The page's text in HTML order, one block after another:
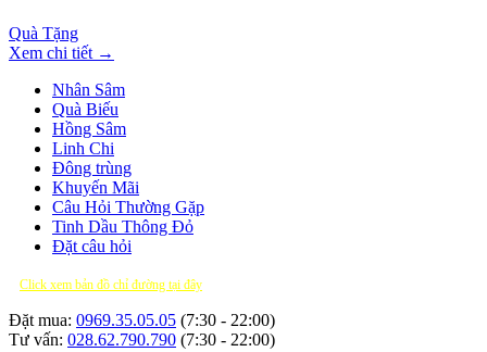
Quà Tặng
Xem chi tiết →
Nhân Sâm
Quà Biếu
Hồng Sâm
Linh Chi
Đông trùng
Khuyến Mãi
Câu Hỏi Thường Gặp
Tinh Dầu Thông Đỏ
Đặt câu hỏi
Click xem bản đồ chỉ đường tại đây
Đặt mua: 0969.35.05.05 (7:30 - 22:00)
Tư vấn: 028.62.790.790 (7:30 - 22:00)